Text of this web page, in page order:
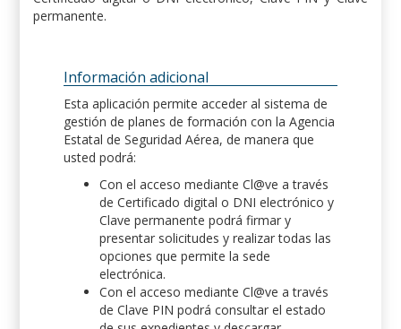
permanente.
Información adicional
Esta aplicación permite acceder al sistema de
gestión de planes de formación con la Agencia
Estatal de Seguridad Aérea, de manera que
usted podrá:
Con el acceso mediante Cl@ve a través
de Certificado digital o DNI electrónico y
Clave permanente podrá firmar y
presentar solicitudes y realizar todas las
opciones que permite la sede
electrónica.
Con el acceso mediante Cl@ve a través
de Clave PIN podrá consultar el estado